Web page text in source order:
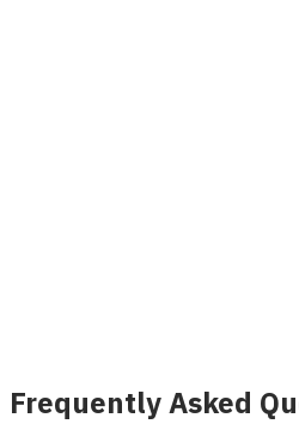
Frequently Asked